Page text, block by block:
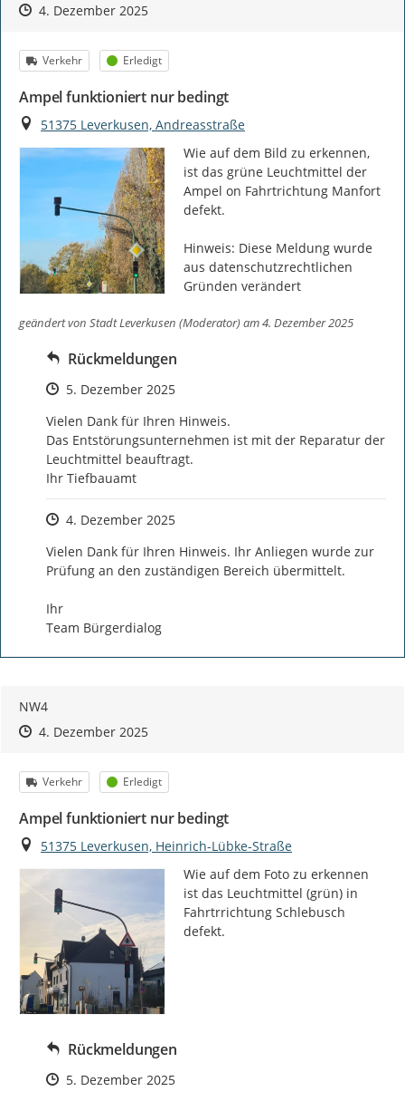
Zeitpunkt des Erstellens
Zeitpunkt des Erstellens
4. Dezember 2025Zur Äußerung
Kategorie
Verkehr Status
Erledigt
Ampel funktioniert nur bedingt
Ort
51375 Leverkusen, Andreasstraße
Wie auf dem Bild zu erkennen,
ist das grüne Leuchtmittel der
Ampel on Fahrtrichtung Manfort
defekt.
Hinweis: Diese Meldung wurde
aus datenschutzrechtlichen
Gründen verändert
geändert von Stadt Leverkusen (Moderator)am 4. Dezember 2025
Rückmeldungen
Zeitpunkt des Erstellens
5. Dezember 2025
Vielen Dank für Ihren Hinweis.
Das Entstörungsunternehmen ist mit der Reparatur der
Leuchtmittel beauftragt.
Ihr Tiefbauamt
Zeitpunkt des Erstellens
4. Dezember 2025
Vielen Dank für Ihren Hinweis. Ihr Anliegen wurde zur
Prüfung an den zuständigen Bereich übermittelt.
Ihr
Team Bürgerdialog
NW4
Zeitpunkt des Erstellens
Zeitpunkt des Erstellens
4. Dezember 2025Zur Äußerung
Kategorie
Verkehr Status
Erledigt
Ampel funktioniert nur bedingt
Ort
51375 Leverkusen, Heinrich-Lübke-Straße
Wie auf dem Foto zu erkennen
ist das Leuchtmittel (grün) in
Fahrtrrichtung Schlebusch
defekt.
Rückmeldungen
Zeitpunkt des Erstellens
5. Dezember 2025